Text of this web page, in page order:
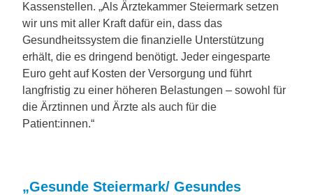
Kassenstellen. „Als Ärztekammer Steiermark setzen
wir uns mit aller Kraft dafür ein, dass das
Gesundheitssystem die finanzielle Unterstützung
erhält, die es dringend benötigt. Jeder eingesparte
Euro geht auf Kosten der Versorgung und führt
langfristig zu einer höheren Belastungen – sowohl für
die Ärztinnen und Ärzte als auch für die
Patient:innen.“
„Gesunde Steiermark/ Gesundes